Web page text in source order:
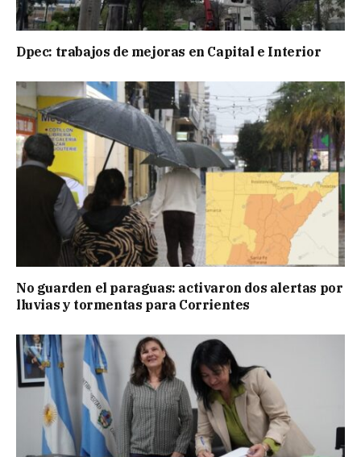
Dpec: trabajos de mejoras en Capital e Interior
No guarden el paraguas: activaron dos alertas por
lluvias y tormentas para Corrientes